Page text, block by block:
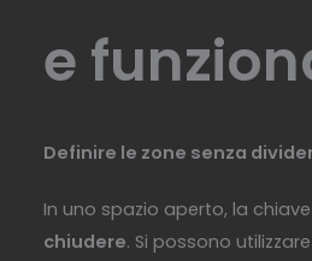
e
Definire le zone senza
In uno spazio aperto, la
chiudere. Si possono